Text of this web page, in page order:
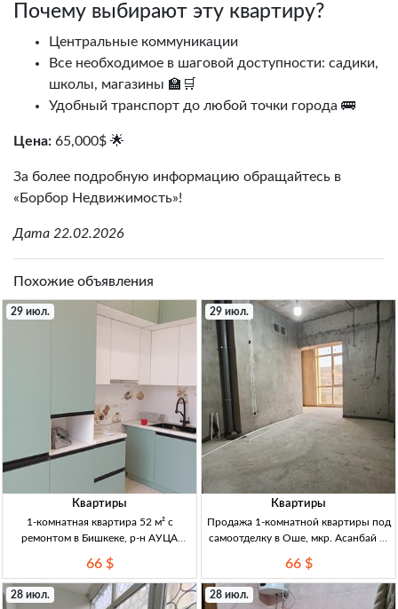
Почему выбирают эту квартиру?
Центральные коммуникации
Все необходимое в шаговой доступности: садики,
школы, магазины 🏫🛒
Удобный транспорт до любой точки города 🚌
Цена: 65,000$ 🌟
За более подробную информацию обращайтесь в
«Борбор Недвижимость»!
Дата 22.02.2026
Похожие объявления
29 июл.
Квартиры
1-комнатная квартира 52 м² с
ремонтом в Бишкеке, р-н АУЦА
АУЦА (ряд. мкр Асанбай). 10/10,
лифт работает. Кирп/монолит, дом
сдан и заселён ~95%.
66 $
29 июл.
Квартиры
Продажа 1-комнатной квартиры под
самоотделку в Оше, мкр. Асанбай —
сторона, газовое отопление 1кв, Ош,
мкр Асанбай, ПСО; 45м2; 6/14; неугл;
южн. ст.; газ отопл.; кирп; ДДУ/
66 $
28 июл. 28 июл.